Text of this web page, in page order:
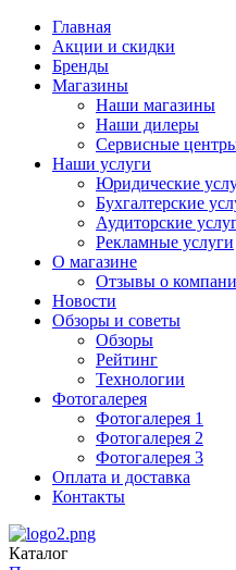
Главная
Акции и скидки
Бренды
Магазины
Наши магазины
Наши дилеры
Сервисные
Наши услуги
Юридические
Бухгалтерские
Аудиторские
Рекламные услуги
О магазине
Отзывы о
Новости
Обзоры и советы
Обзоры
Рейтинг
Технологии
Фотогалерея
Фотогалерея 1
Фотогалерея 2
Фотогалерея 3
Оплата и доставка
Контакты
Каталог